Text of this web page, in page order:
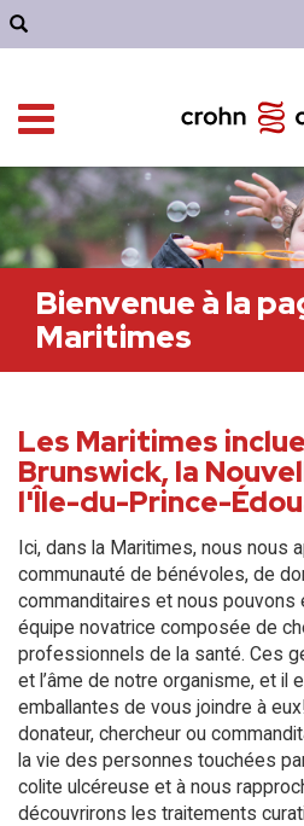
Bienvenue à la
Maritimes
Les Maritimes
Brunswick, la
l'Île-du-Prince-
Ici, dans la Maritimes, nous nous
communauté de bénévoles, de
commanditaires et nous pouvons
équipe novatrice composée de
professionnels de la santé. Ces
et l’âme de notre organisme, et il
emballantes de vous joindre à
donateur, chercheur ou
la vie des personnes touchées
colite ulcéreuse et à nous
découvrirons les traitements